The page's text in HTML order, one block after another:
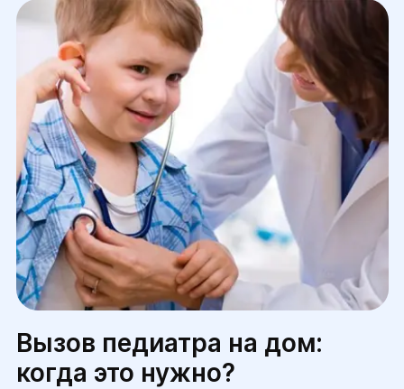
распространенная медицинская процедура,
позволяющая быстро, безболезненно, с
высокой точностью диагностировать целый
ряд различных заболеваний.
Вызов педиатра на дом:
когда это нужно?